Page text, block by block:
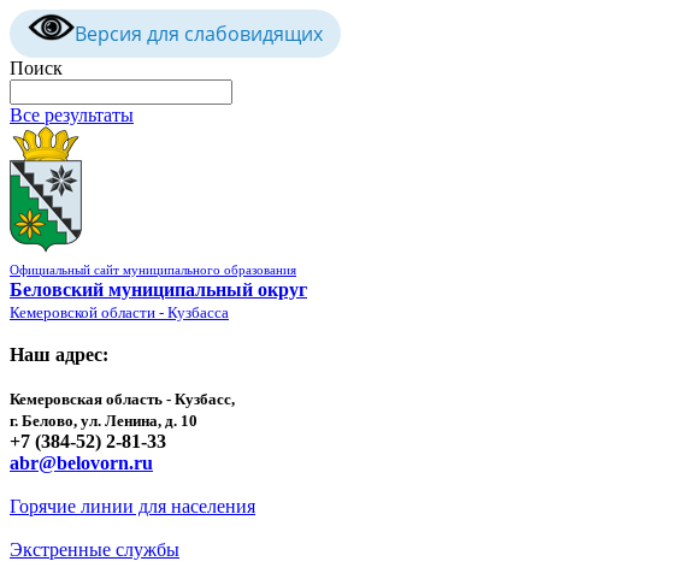
Версия для слабовидящих
Поиск
Все результаты
Официальный сайт муниципального образования
Беловский муниципальный округ
Кемеровской области - Кузбасса
Наш адрес:
Кемеровская область - Кузбасс,
г. Белово, ул. Ленина, д. 10
+7 (384-52) 2-81-33
abr@belovorn.ru
Горячие линии для населения
Экстренные службы